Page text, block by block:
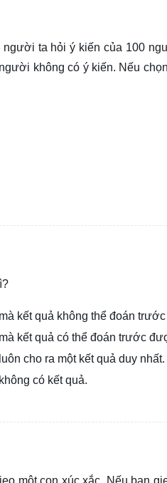
người ta hỏi ý kiến của 100
không có ý kiến. Nếu
kết quả không thể đoán
kết quả có thể đoán trước
cho ra một kết quả duy nhất.
có kết quả.
một con xúc xắc. Nếu bạn